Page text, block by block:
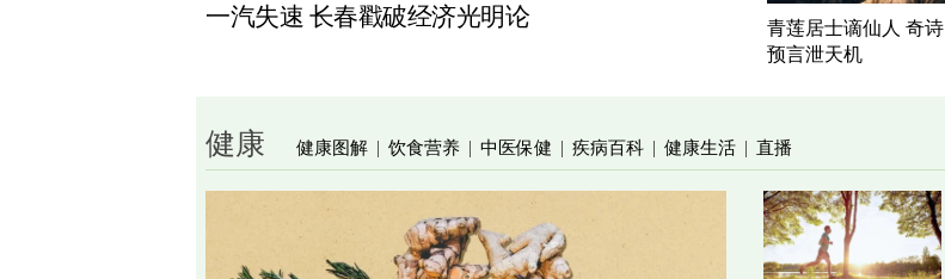
一汽失速 长春戳破经济光明论
青莲居士谪仙人 奇诗
预言泄天机
健康 健康图解 | 饮食营养 | 中医保健 | 疾病百科 | 健康生活 | 直播